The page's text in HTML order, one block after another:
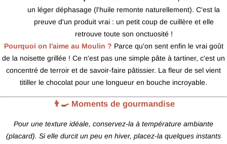
un léger déphasage (l'huile remonte naturellement). C'est la
preuve d'un produit vrai : un petit coup de cuillère et elle
retrouve toute son onctuosité !
Pourquoi on l'aime au Moulin ? Parce qu'on sent enfin le vrai goût
de la noisette grillée ! Ce n'est pas une simple pâte à tartiner, c'est un
concentré de terroir et de savoir-faire pâtissier. La fleur de sel vient
titiller le chocolat pour une longueur en bouche incroyable.
👨‍🍳 Moments de gourmandise
Pour une texture idéale, conservez-la à température ambiante
(placard). Si elle durcit un peu en hiver, placez-la quelques instants